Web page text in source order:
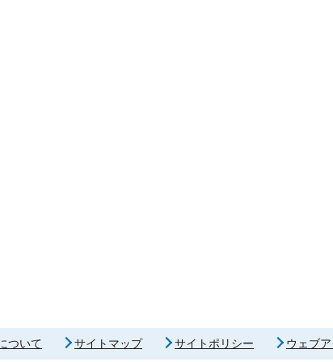
ついて サイトマップ サイトポリシー ウェブ